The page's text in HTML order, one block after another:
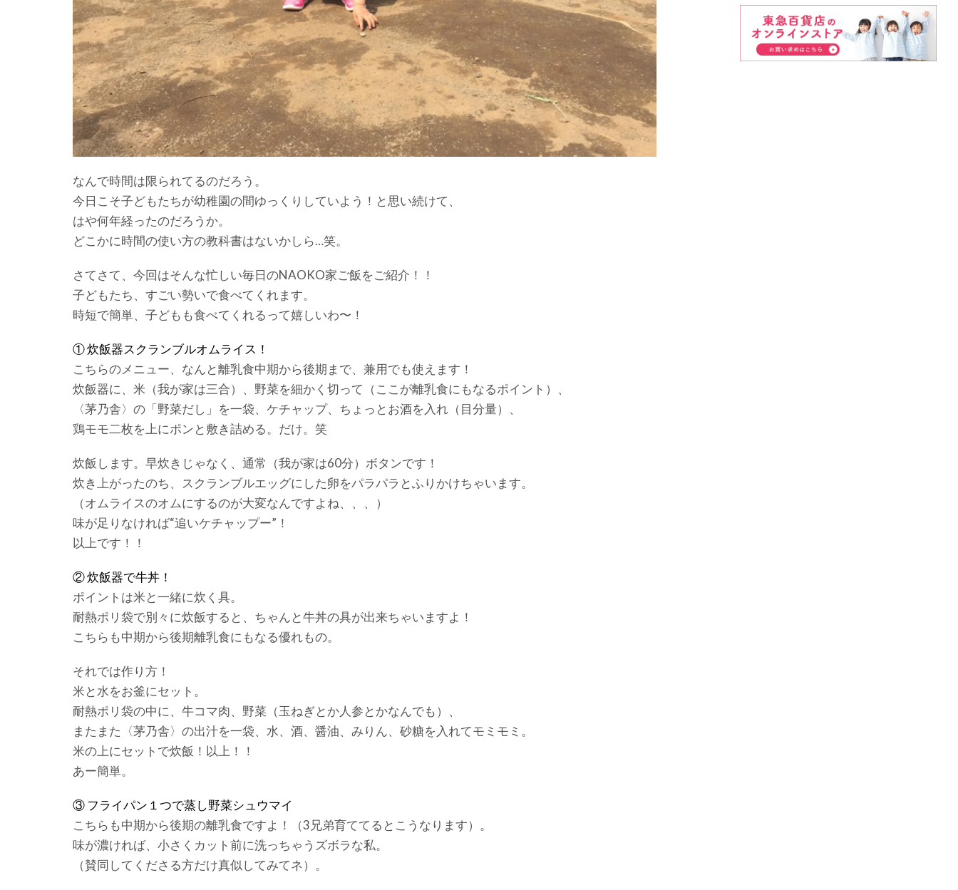
なんで時間は限られてるのだろう。
今日こそ子どもたちが幼稚園の間ゆっくりしていよう！と思い続けて、
はや何年経ったのだろうか。
どこかに時間の使い方の教科書はないかしら…笑。
さてさて、今回はそんな忙しい毎日のNAOKO家ご飯をご紹介！！
子どもたち、すごい勢いで食べてくれます。
時短で簡単、子どもも食べてくれるって嬉しいわ〜！
① 炊飯器スクランブルオムライス！
こちらのメニュー、なんと離乳食中期から後期まで、兼用でも使えます！
炊飯器に、米（我が家は三合）、野菜を細かく切って（ここが離乳食にもなるポイント）、
〈茅乃舎〉の「野菜だし」を一袋、ケチャップ、ちょっとお酒を入れ（目分量）、
鶏モモ二枚を上にポンと敷き詰める。だけ。笑
炊飯します。早炊きじゃなく、通常（我が家は60分）ボタンです！
炊き上がったのち、スクランブルエッグにした卵をパラパラとふりかけちゃいます。
（オムライスのオムにするのが大変なんですよね、、、）
味が足りなければ“追いケチャップー”！
以上です！！
② 炊飯器で牛丼！
ポイントは米と一緒に炊く具。
耐熱ポリ袋で別々に炊飯すると、ちゃんと牛丼の具が出来ちゃいますよ！
こちらも中期から後期離乳食にもなる優れもの。
それでは作り方！
米と水をお釜にセット。
耐熱ポリ袋の中に、牛コマ肉、野菜（玉ねぎとか人参とかなんでも）、
またまた〈茅乃舎〉の出汁を一袋、水、酒、醤油、みりん、砂糖を入れてモミモミ。
米の上にセットで炊飯！以上！！
あー簡単。
③ フライパン１つで蒸し野菜シュウマイ
こちらも中期から後期の離乳食ですよ！（3兄弟育ててるとこうなります）。
味が濃ければ、小さくカット前に洗っちゃうズボラな私。
（賛同してくださる方だけ真似してみてネ）。